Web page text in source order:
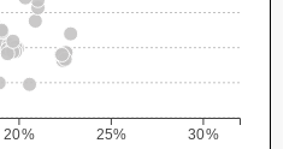
20% 25% 30%